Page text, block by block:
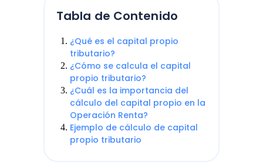
Tabla de Contenido
¿Qué es el capital propio
tributario?
¿Cómo se calcula el capital
propio tributario?
¿Cuál es la importancia del
cálculo del capital propio en la
Operación Renta?
Ejemplo de cálculo de capital
propio tributario